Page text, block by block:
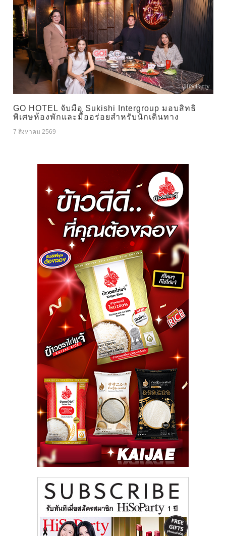
GO HOTEL จับมือ Sukishi Intergroup มอบสิทธิ
พิเศษห้องพักและมื้ออร่อยสำหรับนักเดินทาง
7 สิงหาคม 2569